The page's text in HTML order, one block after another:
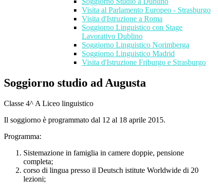
Visita al Parlamento Europeo - Strasburgo
Visita d'Istruzione a Roma
Soggiorno Linguistico con Stage
Lavorativo Dublino
Soggiorno Linguistico Norimberga
Soggiorno Linguistico Madrid
Visita d'Istruzione Friburgo e Strasburgo
Soggiorno studio ad Augusta
Classe 4^ A Liceo linguistico
Il soggiorno è programmato dal 12 al 18 aprile 2015.
Programma:
Sistemazione in famiglia in camere doppie, pensione
completa;
corso di lingua presso il Deutsch istitute Worldwide di 20
lezioni;